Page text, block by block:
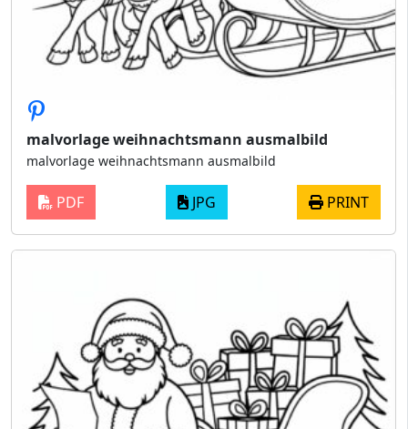
malvorlage weihnachtsmann ausmalbild
malvorlage weihnachtsmann ausmalbild
PDF JPG PRINT